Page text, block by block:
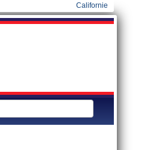
Californie